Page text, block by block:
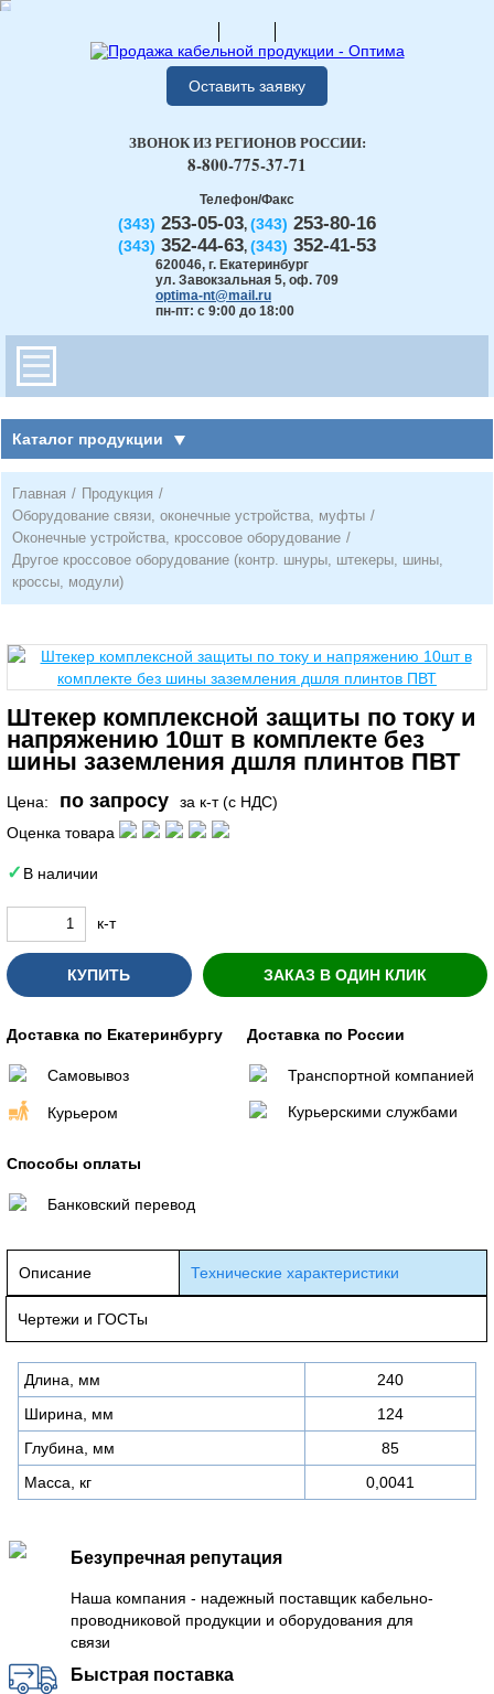
Оставить заявку
Телефон/Факс
(343) 253-05-03, (343) 253-80-16
(343) 352-44-63, (343) 352-41-53
620046, г. Екатеринбург
ул. Завокзальная 5, оф. 709
optima-nt@mail.ru
пн-пт: с 9:00 до 18:00
ЗВОНОК ИЗ РЕГИОНОВ РОССИИ:
8-800-775-37-71
Каталог продукции
Главная / Продукция /
Оборудование связи, оконечные устройства, муфты /
Оконечные устройства, кроссовое оборудование /
Другое кроссовое оборудование (контр. шнуры, штекеры, шины,
кроссы, модули)
Штекер комплексной защиты по току и
напряжению 10шт в комплекте без
шины заземления дшля плинтов ПВТ
Цена: по запросу
за к-т (с НДС)
Оценка товара
В наличии
к-т
КУПИТЬ ЗАКАЗ В ОДИН КЛИК
Доставка по Екатеринбургу
Самовывоз
Курьером
Доставка по России
Транспортной компанией
Курьерскими службами
Способы оплаты
Банковский перевод
Описание Технические характеристики
Чертежи и ГОСТы
Длина, мм
240
Ширина, мм
124
Глубина, мм
85
Масса, кг
0,0041
Безупречная репутация
Наша компания - надежный поставщик кабельно-
проводниковой продукции и оборудования для
связи
Быстрая поставка